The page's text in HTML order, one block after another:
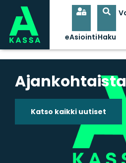
Ajankohtaista
Katso kaikki uutiset